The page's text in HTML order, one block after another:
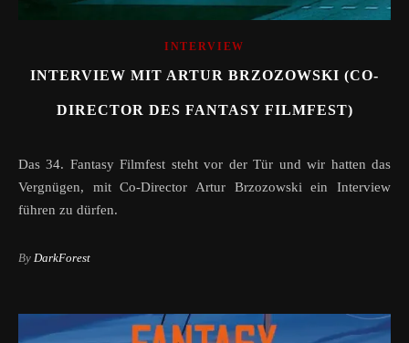
INTERVIEW
INTERVIEW MIT ARTUR BRZOZOWSKI (CO-
DIRECTOR DES FANTASY FILMFEST)
Das 34. Fantasy Filmfest steht vor der Tür und wir hatten das
Vergnügen, mit Co-Director Artur Brzozowski ein Interview
führen zu dürfen.
By DarkForest